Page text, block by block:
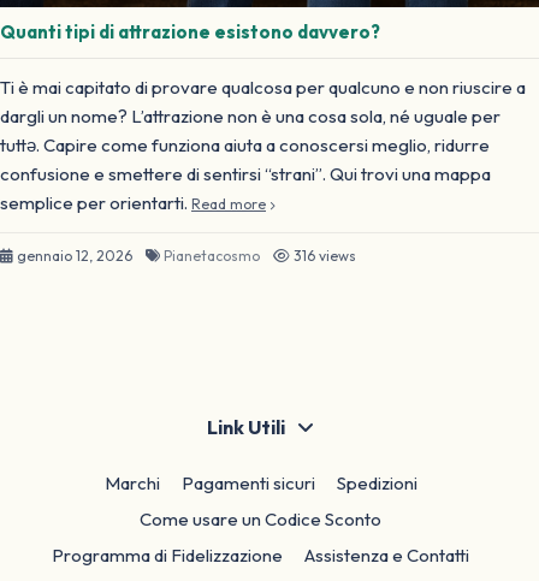
Quanti tipi di attrazione esistono davvero?
Ti è mai capitato di provare qualcosa per qualcuno e non riuscire a
dargli un nome? L’attrazione non è una cosa sola, né uguale per
tuttə. Capire come funziona aiuta a conoscersi meglio, ridurre
confusione e smettere di sentirsi “strani”. Qui trovi una mappa
semplice per orientarti. Read more
gennaio 12, 2026 Pianetacosmo 316 views
Link Utili
Marchi Pagamenti sicuri
Spedizioni
Come usare un Codice Sconto
Programma di Fidelizzazione
Assistenza e Contatti